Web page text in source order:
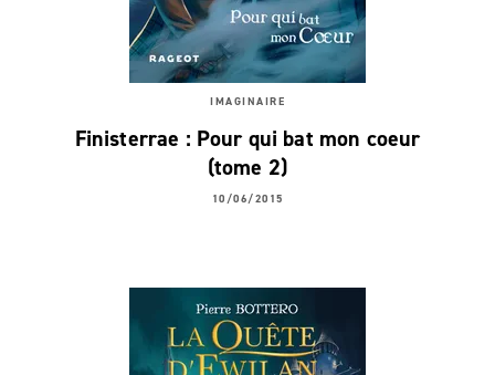
IMAGINAIRE
Finisterrae : Pour qui bat mon coeur
(tome 2)
10/06/2015